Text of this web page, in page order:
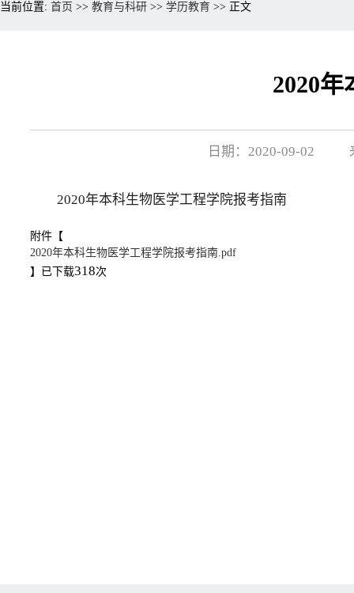
当前位置: 首页 >> 教育与科研 >> 学历教育 >> 正文
2020
日期：2020-09-02
2020年本科生物医学工程学院报考指南
附件【
2020年本科生物医学工程学院报考指南.pdf
】已下载318次